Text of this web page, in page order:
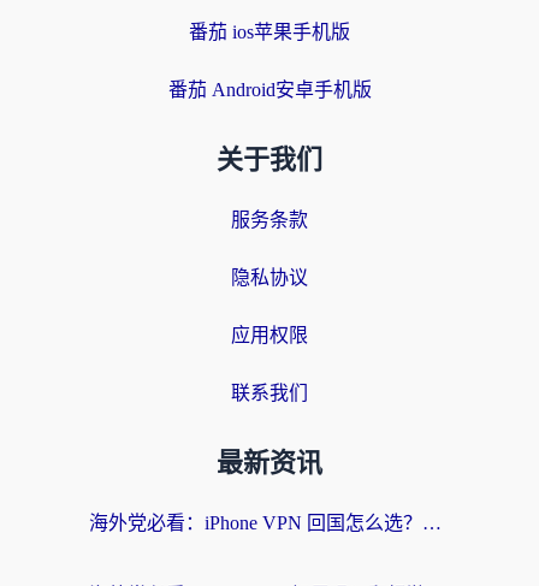
番茄 ios苹果手机版
番茄 Android安卓手机版
关于我们
服务条款
隐私协议
应用权限
联系我们
最新资讯
海外党必看：iPhone VPN 回国怎么选？一篇搞定无缝访问国内资源